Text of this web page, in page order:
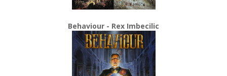
Behaviour - Rex Imbecilic